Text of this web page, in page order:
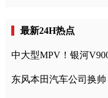
最新24H热点
中大型MPV！银河
东风本田汽车公司换帅